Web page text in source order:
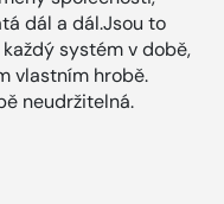
dál a dál.Jsou to
systém v době,
vlastním hrobě.
neudržitelná.